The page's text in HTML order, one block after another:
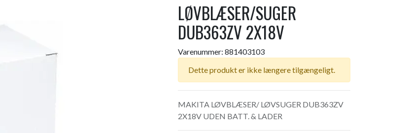
LØVBLÆSER/SUGER
DUB363ZV 2X18V
Varenummer: 881403103
Dette produkt er ikke længere tilgængeligt.
MAKITA LØVBLÆSER/ LØVSUGER DUB363ZV
2X18V UDEN BATT. & LADER